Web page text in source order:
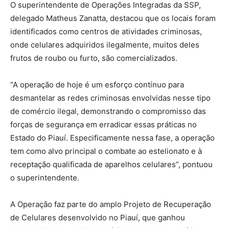
O superintendente de Operações Integradas da SSP,
delegado Matheus Zanatta, destacou que os locais foram
identificados como centros de atividades criminosas,
onde celulares adquiridos ilegalmente, muitos deles
frutos de roubo ou furto, são comercializados.
“A operação de hoje é um esforço contínuo para
desmantelar as redes criminosas envolvidas nesse tipo
de comércio ilegal, demonstrando o compromisso das
forças de segurança em erradicar essas práticas no
Estado do Piauí. Especificamente nessa fase, a operação
tem como alvo principal o combate ao estelionato e à
receptação qualificada de aparelhos celulares”, pontuou
o superintendente.
A Operação faz parte do amplo Projeto de Recuperação
de Celulares desenvolvido no Piauí, que ganhou